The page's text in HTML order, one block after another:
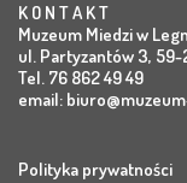
K O N T A K T
Muzeum Miedzi w
ul. Partyzantów 3,
Tel. 76 862 49 49
email:
Polityka prywatności